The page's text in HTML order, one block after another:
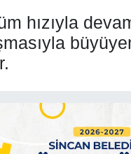
hızıyla